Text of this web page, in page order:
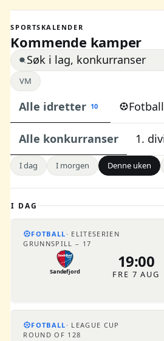
SPORTSKALENDER
Kommende kamper
VM
Alle idretter 10 Fotball
konkurranser 1. divisjon
I dag I morgen Denne uken
I DAG
FOTBALL
ELITESERIEN
GRUNNSPILL – 17
Sandefjord
19:00
FRE 7 AUG
FOTBALL
LEAGUE CUP
ROUND OF 128